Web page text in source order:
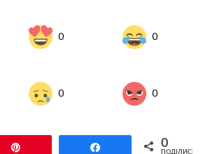
0 0
0 0
Поділитися0
ПОДІЛИСЬ